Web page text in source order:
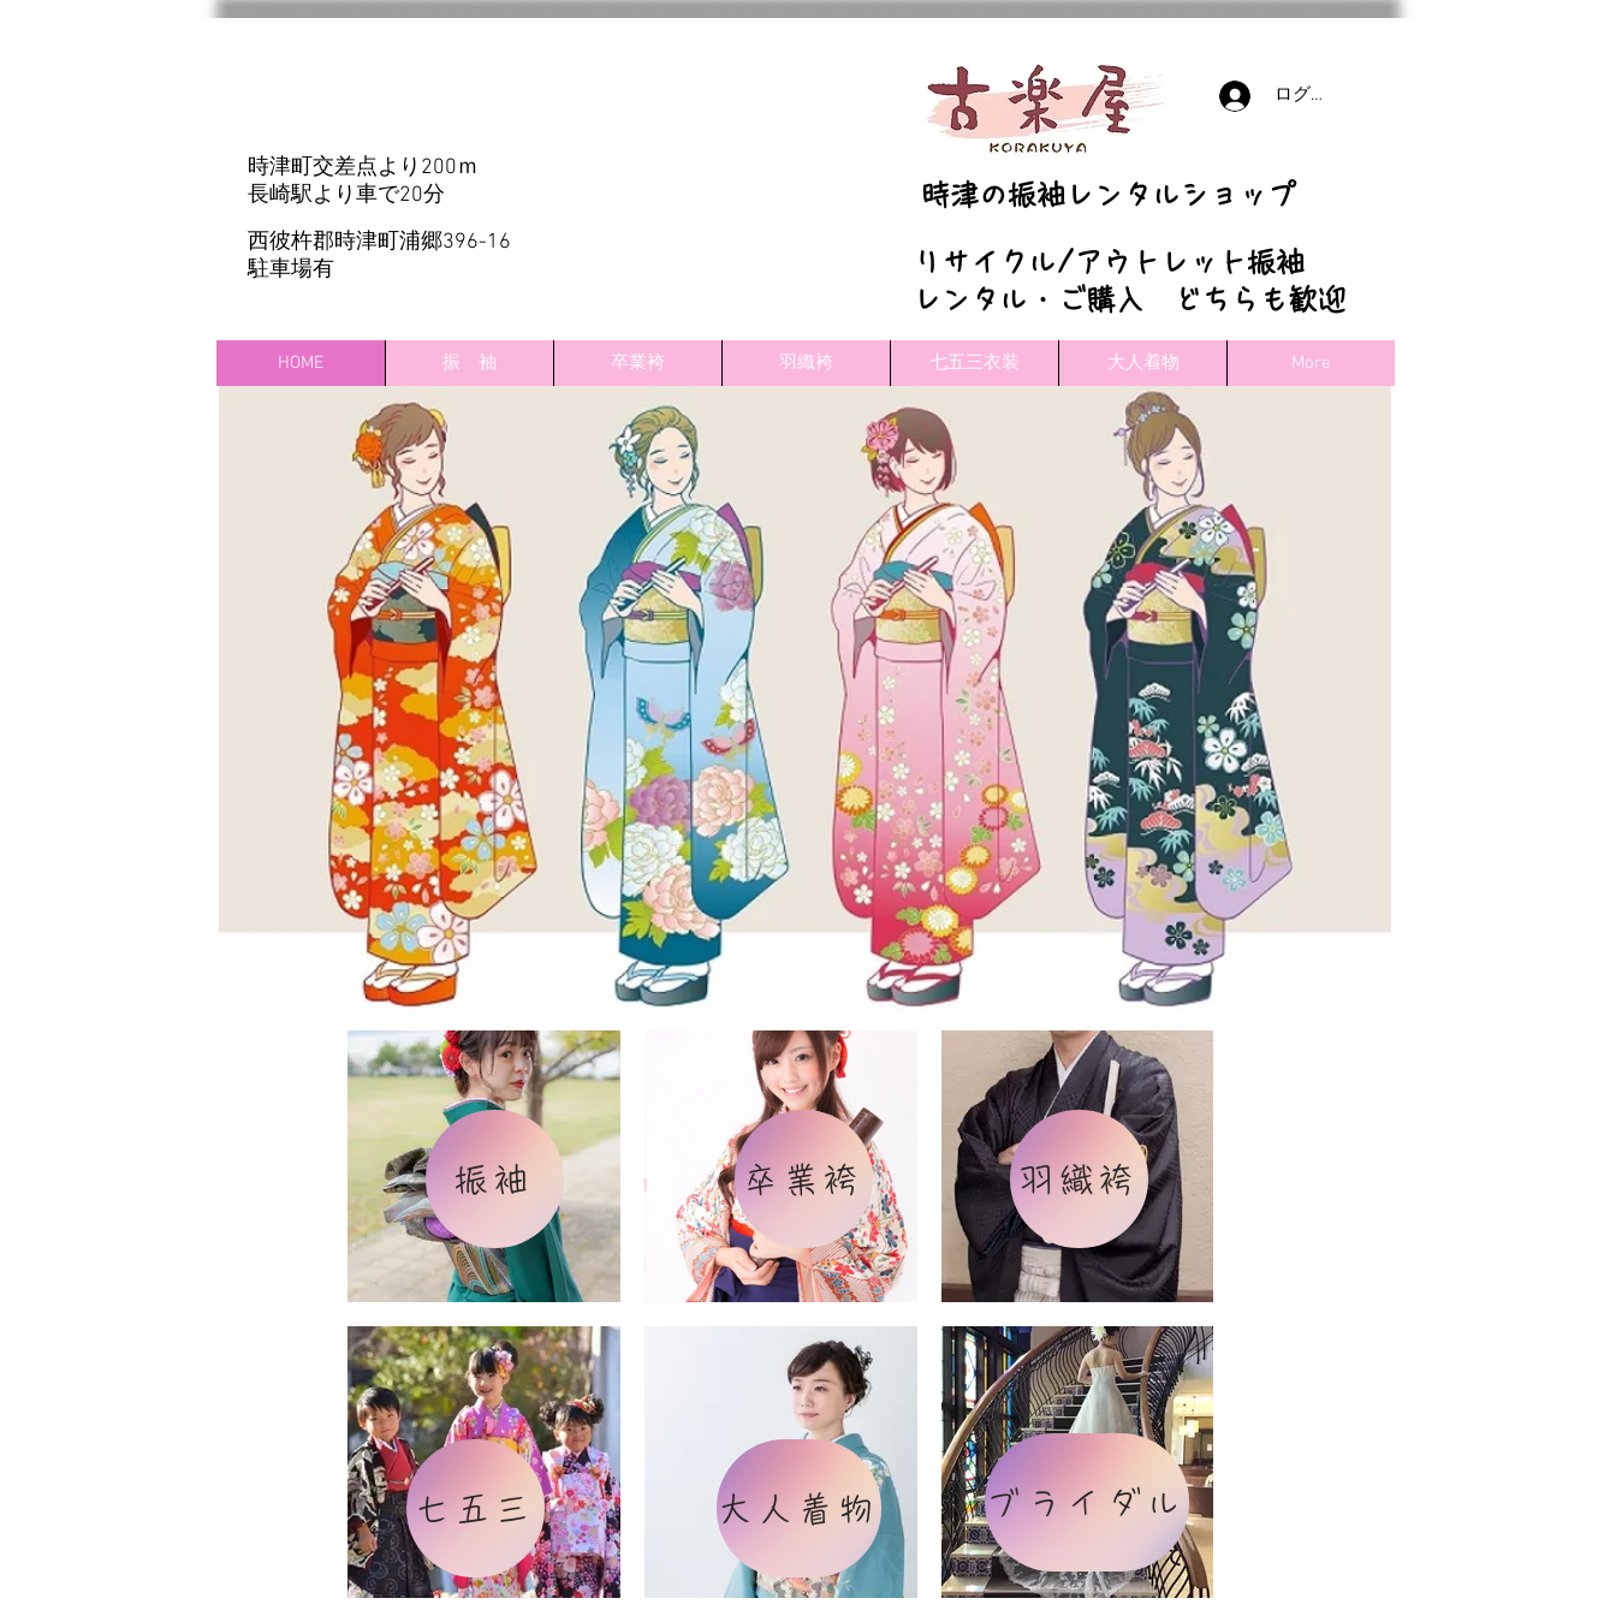
​時津町交差点より200ｍ
​長崎駅より車で20分
​西彼杵郡時津町浦郷396-16
​駐車場有
ログイン
​時津の振袖レンタルショップ
​リサイクル/アウトレット振袖
レンタル・ご購入 どちらも歓迎
HOME 振 袖 卒業袴 羽織袴 七五三衣装 大人着物 More
振袖 卒業袴 羽織袴
七五三 大人着物 ブライダル